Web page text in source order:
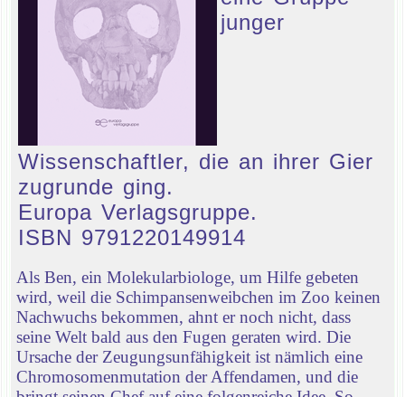
junger
Wissenschaftler, die an ihrer Gier
zugrunde ging.
Europa Verlagsgruppe.
ISBN 9791220149914
Als Ben, ein Molekularbiologe, um Hilfe gebeten
wird, weil die Schimpansenweibchen im Zoo keinen
Nachwuchs bekommen, ahnt er noch nicht, dass
seine Welt bald aus den Fugen geraten wird. Die
Ursache der Zeugungsunfähigkeit ist nämlich eine
Chromosomenmutation der Affendamen, und die